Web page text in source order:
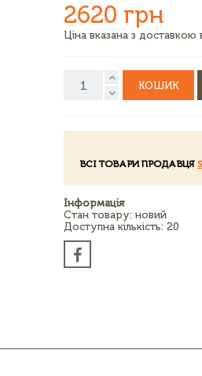
2620 грн
Ціна вказана з доставкою
КОШИК
ВСІ ТОВАРИ ПРОДАВЦЯ
Інформація
Стан товару: новий
Доступна кількість: 20